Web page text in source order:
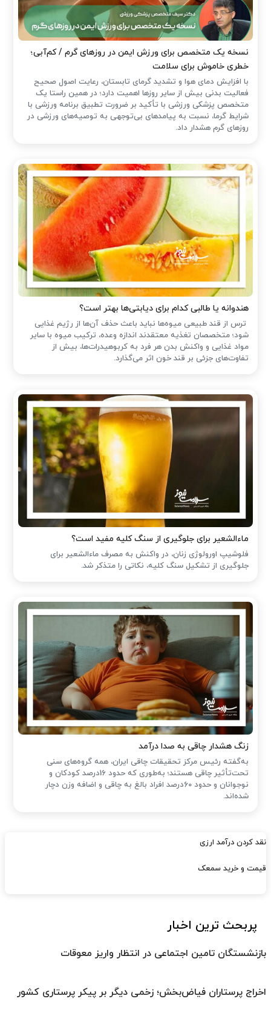
نسخه یک متخصص برای ورزش ایمن در روزهای گرم / کم‌آبی؛
خطری خاموش برای سلامت
با افزایش دمای هوا و تشدید گرمای تابستان، رعایت اصول صحیح
فعالیت بدنی بیش از سایر روزها اهمیت دارد؛ در همین راستا یک
متخصص پزشکی ورزشی با تأکید بر ضرورت تطبیق برنامه ورزشی با
شرایط گرما، نسبت به پیامدهای بی‌توجهی به توصیه‌های ورزشی در
روزهای گرم هشدار داد.
هندوانه یا طالبی کدام برای دیابتی‌ها بهتر است؟
ترس از قند طبیعی میوه‌ها نباید باعث حذف آن‌ها از رژیم غذایی
شود؛ متخصصان تغذیه معتقدند اندازه وعده، ترکیب میوه با سایر
مواد غذایی و واکنش بدن هر فرد به کربوهیدرات‌ها، بیش از
تفاوت‌های جزئی بر قند خون اثر می‌گذارد.
ماءالشعیر برای جلوگیری از سنگ کلیه مفید است؟
فلوشیپ اورولوژی زنان، در واکنش به مصرف ماءالشعیر برای
جلوگیری از تشکیل سنگ کلیه، نکاتی را متذکر شد.
زنگ هشدار چاقی به صدا درآمد
به‌گفته رئیس مرکز تحقیقات چاقی ایران، همه گروه‌های سنی
تحت‌تأثیر چاقی هستند؛ به‌طوری که حدود 16درصد کودکان و
نوجوانان و حدود 60درصد افراد بالغ به چاقی و اضافه وزن دچار
شده‌اند.
نقد کردن درآمد ارزی
قیمت و خرید سمعک
پربحث ترین اخبار
بازنشستگان تامین اجتماعی در انتظار واریز معوقات
اخراج پرستاران فیاض‌بخش؛ زخمی دیگر بر پیکر پرستاری کشور